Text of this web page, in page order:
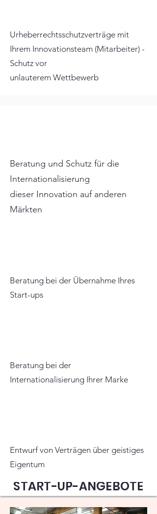
Urheberrechtsschutzverträge mit
Ihrem Innovationsteam (Mitarbeiter) -
Schutz vor
unlauterem Wettbewerb
START-UP-ANGEBOTE
Beratung und Schutz für die
Internationalisierung
dieser Innovation auf anderen
Märkten
Beratung bei der Übernahme Ihres
Start-ups
Beratung bei der
Internationalisierung Ihrer Marke
Entwurf von Verträgen über geistiges
Eigentum